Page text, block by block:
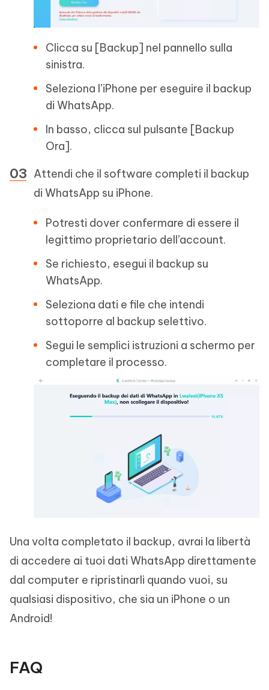
Clicca su [Backup] nel pannello sulla
sinistra.
Seleziona l’iPhone per eseguire il backup
di WhatsApp.
In basso, clicca sul pulsante [Backup
Ora].
Attendi che il software completi il backup
di WhatsApp su iPhone.
Potresti dover confermare di essere il
legittimo proprietario dell’account.
Se richiesto, esegui il backup su
WhatsApp.
Seleziona dati e file che intendi
sottoporre al backup selettivo.
Segui le semplici istruzioni a schermo per
completare il processo.
Una volta completato il backup, avrai la libertà
di accedere ai tuoi dati WhatsApp direttamente
dal computer e ripristinarli quando vuoi, su
qualsiasi dispositivo, che sia un iPhone o un
Android!
FAQ